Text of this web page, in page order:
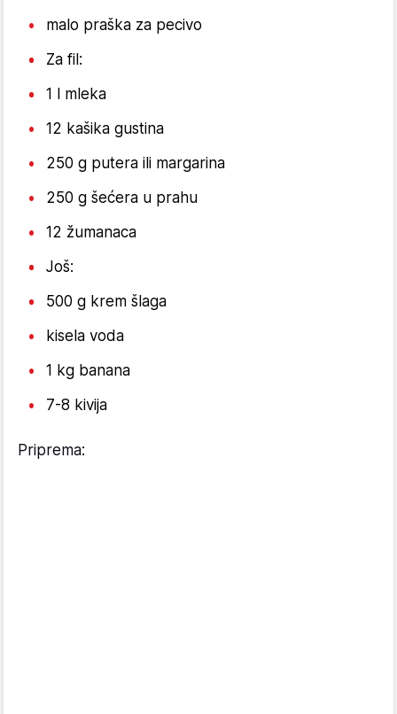
malo praška za pecivo
Za fil:
1 l mleka
12 kašika gustina
250 g putera ili margarina
250 g šećera u prahu
12 žumanaca
Još:
500 g krem šlaga
kisela voda
1 kg banana
7-8 kivija
Priprema: